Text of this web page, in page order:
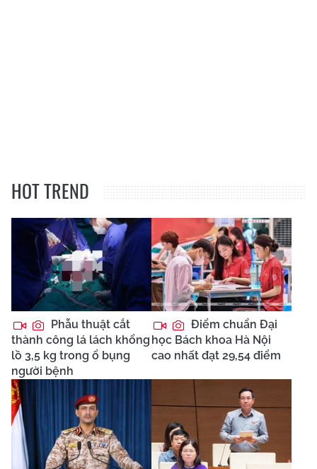
HOT TREND
Phẫu thuật cắt
thành công lá lách khổng
lồ 3,5 kg trong ổ bụng
người bệnh
Điểm chuẩn Đại
học Bách khoa Hà Nội
cao nhất đạt 29,54 điểm